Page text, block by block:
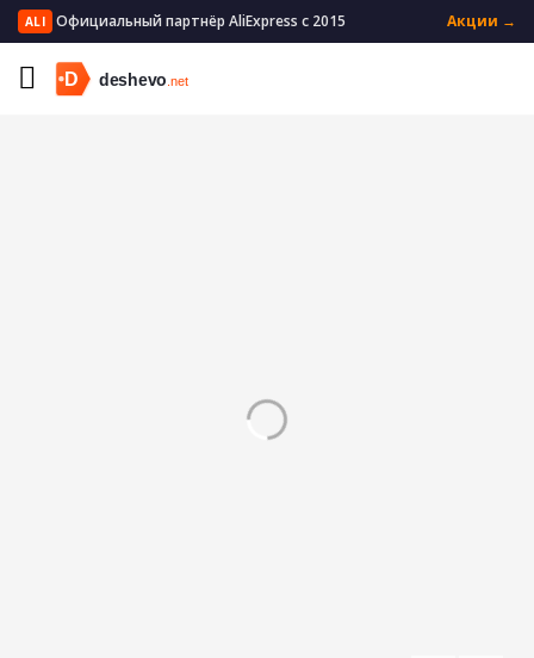
ALI Официальный партнёр AliExpress с 2015 Акции →
Главная Красота и здоровье
Контактные линзы